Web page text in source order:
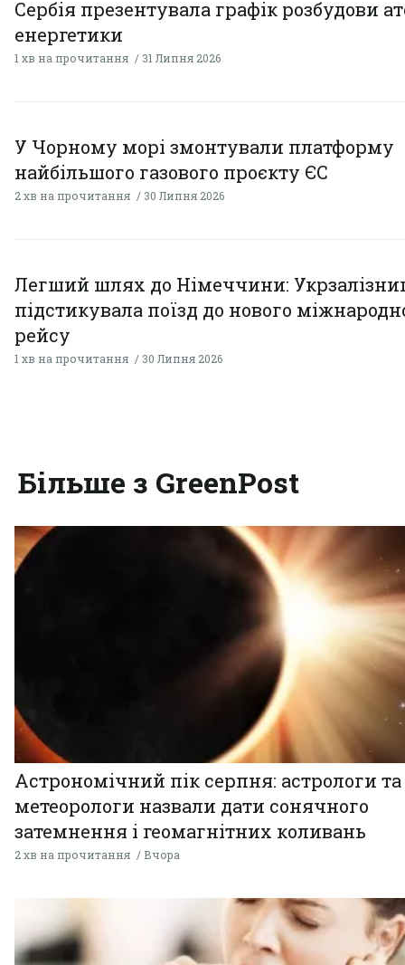
Сербія презентувала графік розбудови
енергетики
1 хв на прочитання 31 Липня 2026
У Чорному морі змонтували платформу
найбільшого газового проєкту ЄС
2 хв на прочитання 30 Липня 2026
Легший шлях до Німеччини:
підстикувала поїзд до нового
рейсу
1 хв на прочитання 30 Липня 2026
Більше з GreenPost
Астрономічний пік серпня: астрологи та
метеорологи назвали дати сонячного
затемнення і геомагнітних коливань
2 хв на прочитання Вчора